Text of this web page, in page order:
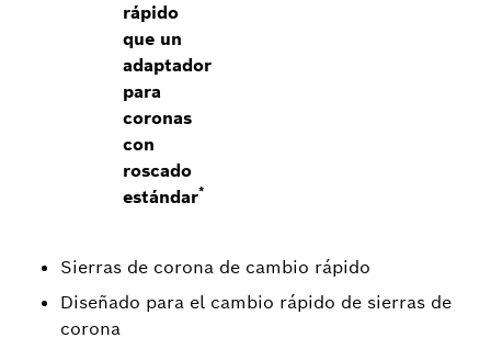
rápido
que un
adaptador
para
coronas
con
roscado
estándar*
Sierras de corona de cambio rápido
Diseñado para el cambio rápido de sierras de
corona